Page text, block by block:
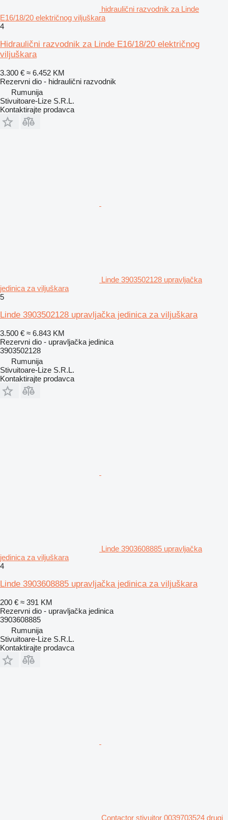
hidraulični razvodnik za Linde
E16/18/20 električnog viljuškara
4
Hidraulični razvodnik za Linde E16/18/20 električnog
viljuškara
3.300 € ≈ 6.452 KM
Rezervni dio - hidraulični razvodnik
Rumunija
Stivuitoare-Lize S.R.L.
Kontaktirajte prodavca
Linde 3903502128 upravljačka
jedinica za viljuškara
5
Linde 3903502128 upravljačka jedinica za viljuškara
3.500 € ≈ 6.843 KM
Rezervni dio - upravljačka jedinica
3903502128
Rumunija
Stivuitoare-Lize S.R.L.
Kontaktirajte prodavca
Linde 3903608885 upravljačka
jedinica za viljuškara
4
Linde 3903608885 upravljačka jedinica za viljuškara
200 € ≈ 391 KM
Rezervni dio - upravljačka jedinica
3903608885
Rumunija
Stivuitoare-Lize S.R.L.
Kontaktirajte prodavca
Contactor stivuitor 0039703524 drugi